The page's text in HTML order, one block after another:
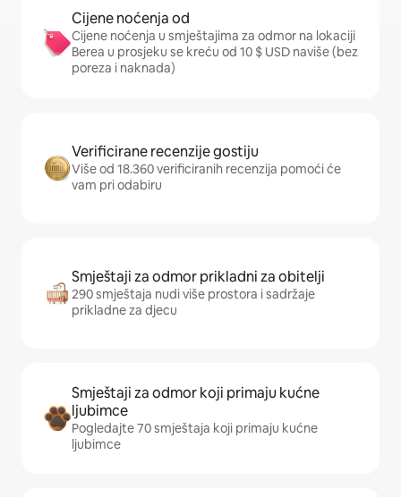
Cijene noćenja od
Cijene noćenja u smještajima za odmor na lokaciji
Berea u prosjeku se kreću od 10 $ USD naviše (bez
poreza i naknada)
Verificirane recenzije gostiju
Više od 18.360 verificiranih recenzija pomoći će
vam pri odabiru
Smještaji za odmor prikladni za obitelji
290 smještaja nudi više prostora i sadržaje
prikladne za djecu
Smještaji za odmor koji primaju kućne
ljubimce
Pogledajte 70 smještaja koji primaju kućne
ljubimce